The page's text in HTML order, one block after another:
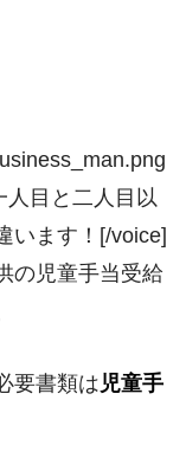
人目と二人目以
います！[/voice]
の児童手当受給
要書類は 児童手